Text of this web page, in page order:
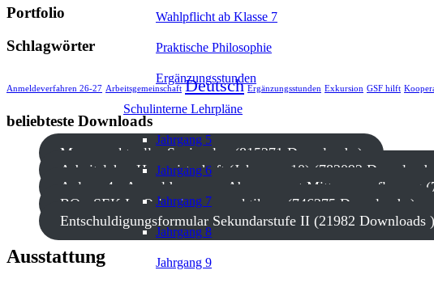
Wahlpflicht ab Klasse 7
Praktische Philosophie
Ergänzungsstunden
Schulinterne Lehrpläne
Jahrgang 5
Jahrgang 6
Jahrgang 7
Jahrgang 8
Jahrgang 9
Portfolio
Schlagwörter
Anmeldeverfahren 26-27 Arbeitsgemeinschaft Deutsch Ergänzungsstunden Exkursion GSF hilft
beliebteste Downloads
Mensa - aktueller Speiseplan (815271 Downloads )
Arbeitslehre Hauswirtschaft (Jahrgang 10) (782092
Anlage 4 - Anmeldung zum Abonnement Mittagsverpflegung
BO - SEK I - Orientierungspraktikum (746275 Downloads )
Entschuldigungsformular Sekundarstufe II (21982 Downloads )
Ausstattung